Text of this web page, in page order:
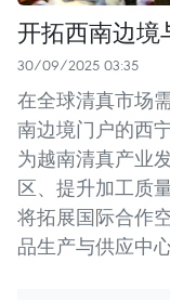
开拓西南边境
30/09/2025 03:35
在全球清真市场
南边境门户的西
为越南清真产业
区、提升加工质
将拓展国际合作
品生产与供应中心